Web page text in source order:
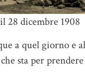
28 dicembre 1908
a quel giorno e
sta per